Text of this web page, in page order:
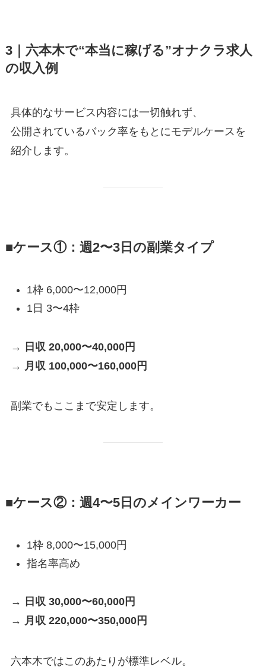
3｜六本木で“本当に稼げる”オナクラ求人
の収入例
具体的なサービス内容には一切触れず、
公開されているバック率をもとにモデルケースを
紹介します。
■ケース①：週2〜3日の副業タイプ
1枠 6,000〜12,000円
1日 3〜4枠
→ 日収 20,000〜40,000円
→ 月収 100,000〜160,000円
副業でもここまで安定します。
■ケース②：週4〜5日のメインワーカー
1枠 8,000〜15,000円
指名率高め
→ 日収 30,000〜60,000円
→ 月収 220,000〜350,000円
六本木ではこのあたりが標準レベル。